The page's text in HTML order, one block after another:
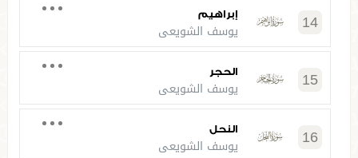
14 إبراهيم
يوسف الشويعي
15 الحجر
يوسف الشويعي
16 النحل
يوسف الشويعي